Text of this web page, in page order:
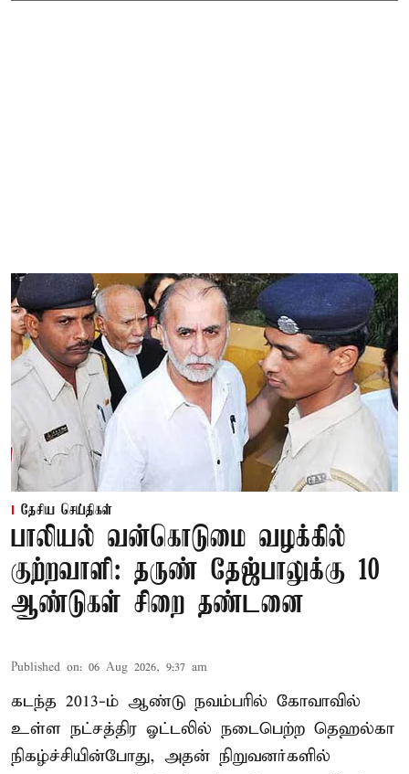
தேசிய செய்திகள்
பாலியல் வன்கொடுமை வழக்கில்
குற்றவாளி: தருண் தேஜ்பாலுக்கு 10
ஆண்டுகள் சிறை தண்டனை
Published on: 06 Aug 2026, 9:37 am
கடந்த 2013-ம் ஆண்டு நவம்பரில் கோவாவில்
உள்ள நட்சத்திர ஓட்டலில் நடைபெற்ற தெஹல்கா
நிகழ்ச்சியின்போது, அதன் நிறுவனர்களில்